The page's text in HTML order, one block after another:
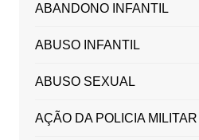
ABANDONO INFANTIL
ABUSO INFANTIL
ABUSO SEXUAL
AÇÃO DA POLICIA MILITAR